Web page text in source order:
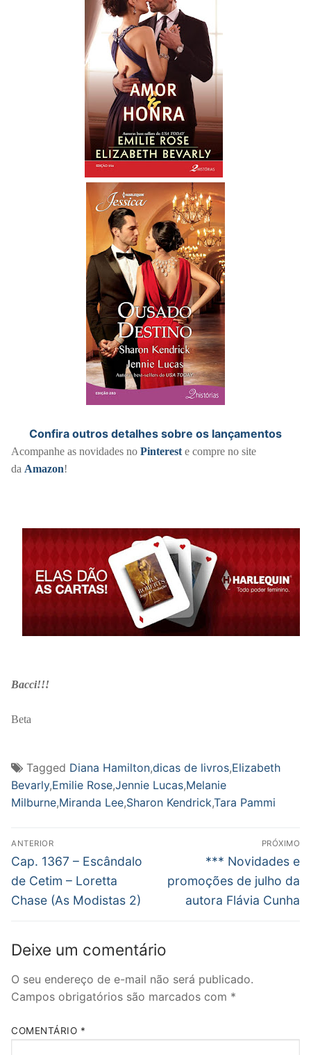
Confira outros detalhes sobre os lançamentos
Acompanhe as novidades no Pintereste compre no site
da Amazon!
Bacci!!!
Beta
Tagged Diana Hamilton,dicas de livros,Elizabeth
Bevarly,Emilie Rose,Jennie Lucas,Melanie
Milburne,Miranda Lee,Sharon Kendrick,Tara Pammi
Navegação
de
Post
ANTERIOR
Post
anterior:
Cap. 1367 – Escândalo
de Cetim – Loretta
Chase (As Modistas 2)
PRÓXIMO
Próximo
post:
*** Novidades e
promoções de julho da
autora Flávia Cunha
Deixe um comentário
O seu endereço de e-mail não será publicado.
Campos obrigatórios são marcados com *
COMENTÁRIO *